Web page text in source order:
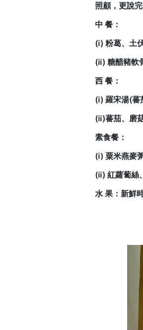
照顧，更說
中 餐：
(i) 粉葛、土
(ii) 糖醋豬軟
西 餐：
(i) 羅宋湯(蕃
(ii)蕃茄、磨
素食餐：
(i) 粟米燕麥
(ii) 紅蘿蔔絲
水 果：新鮮